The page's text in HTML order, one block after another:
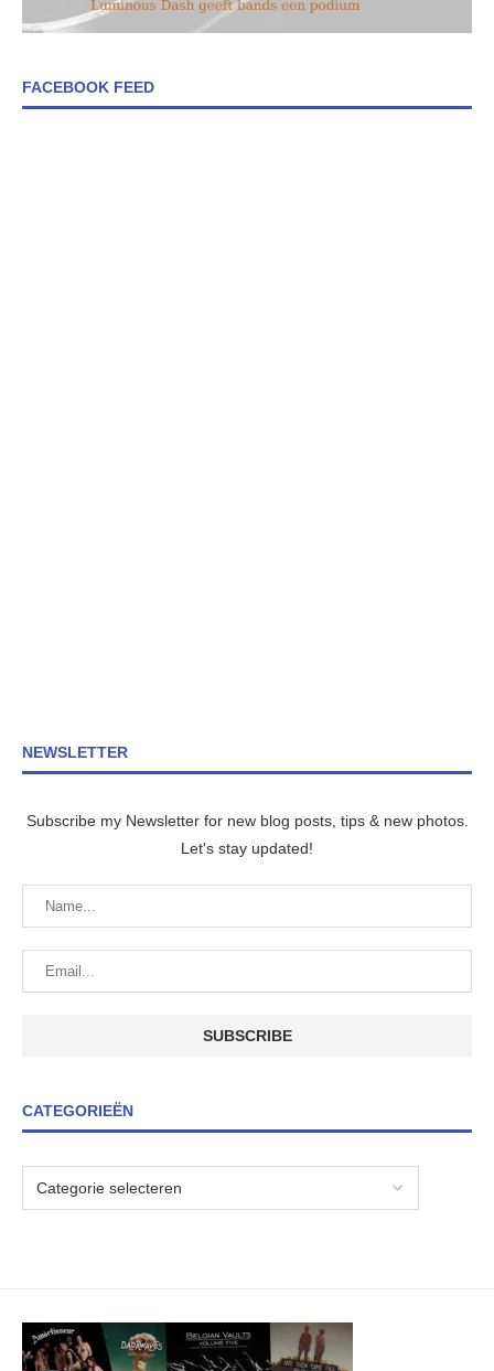
FACEBOOK FEED
NEWSLETTER
Subscribe my Newsletter for new blog posts, tips & new photos.
Let's stay updated!
CATEGORIEËN